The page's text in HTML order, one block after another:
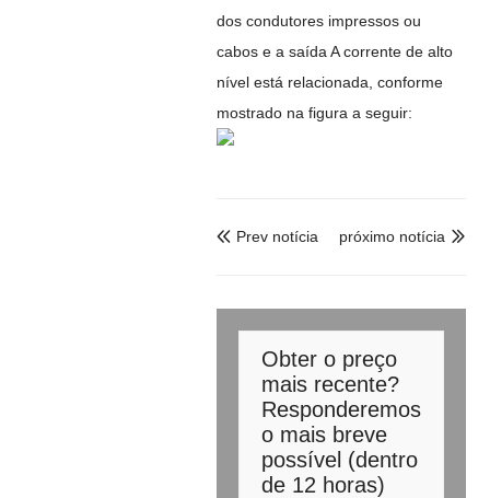
dos condutores impressos ou
cabos e a saída A corrente de alto
nível está relacionada, conforme
mostrado na figura a seguir:
 Prev notícia 
próximo notícia
Obter o preço
mais recente?
Responderemos
o mais breve
possível (dentro
de 12 horas)